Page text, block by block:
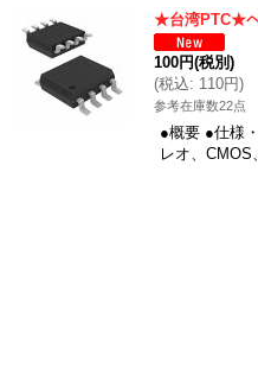
★台湾PTC★ヘ
100円(税別)
(税込: 110円)
参考在庫数22点
●概要 ●仕様
レオ、